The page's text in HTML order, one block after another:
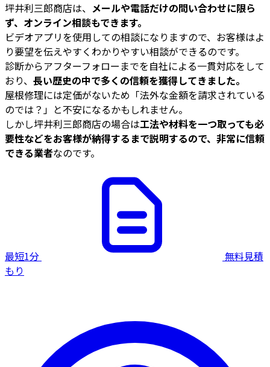
坪井利三郎商店は、 メールや電話だけの問い合わせに限ら
ず、オンライン相談もできます。
ビデオアプリを使用しての相談になりますので、お客様はよ
り要望を伝えやすくわかりやすい相談ができるのです。
診断からアフターフォローまでを自社による一貫対応をして
おり、 長い歴史の中で多くの信頼を獲得してきました。
屋根修理には定価がないため「法外な金額を請求されている
のでは？」と不安になるかもしれません。
しかし坪井利三郎商店の場合は工法や材料を一つ取っても必
要性などをお客様が納得するまで説明するので、非常に信頼
できる業者なのです。
最短1分
無料見積
もり